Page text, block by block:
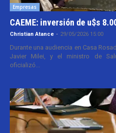
Empresas
CAEME: inversión de u$s
Christian Atance - 29/05/2026 15:00
Durante una audiencia en Casa
Javier Milei, y el ministro de
oficializó...